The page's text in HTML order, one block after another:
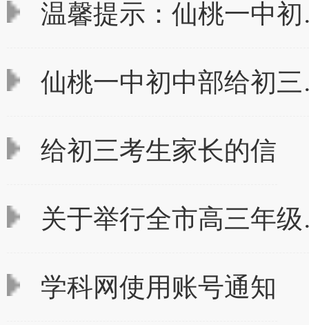
温馨提示：仙桃一中
仙桃一中初中部给初
给初三考生家长的信
关于举行全市高三年
学科网使用账号通知